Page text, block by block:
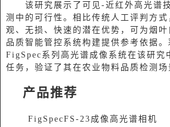
该研究展示了可见-近红外高光谱
测中的可行性。相比传统人工评判方
观、无损、快速的潜在优势，可为烟
品质智能管控系统构建提供参考依据
FigSpec系列高光谱成像系统在该研究
任务，验证了其在农业物料品质检测场
产品推荐
FigSpecFS-23成像高光谱相机